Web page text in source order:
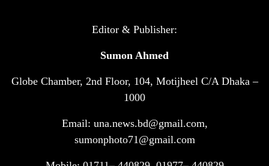
টানা ৩ ম্যাচে গোল ভিনির, ইতিহাস বলছে
সরকারি ৩শ কেজি বই বিক্রির অভিযোগ
মাদ্রাসা সুপারের বিরুদ্ধে
গাড়ি বিক্রির পর মালিকানা পরিবর্তনে কঠোর
Editor & Publisher:
Sumon Ahmed
Globe Chamber, 2nd Floor, 104, Motijheel C/A Dhaka –
1000
Email: una.news.bd@gmail.com,
sumonphoto71@gmail.com